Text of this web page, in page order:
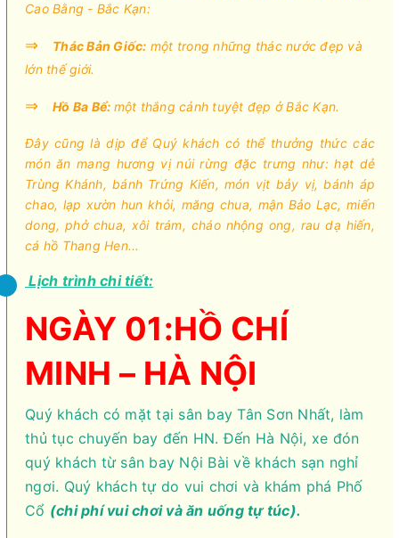
Cao Bằng - Bắc Kạn:
⇒ Thác Bản Giốc: một trong những thác nước đẹp và
lớn thế giới.
⇒ Hồ Ba Bể: một thắng cảnh tuyệt đẹp ở Bắc Kạn.
Đây cũng là dịp để Quý khách có thể thưởng thức các
món ăn mang hương vị núi rừng đặc trưng như: hạt dẻ
Trùng Khánh, bánh Trứng Kiến, món vịt bảy vị, bánh áp
chao, lạp xườn hun khỏi, măng chua, mận Bảo Lạc, miến
dong, phở chua, xôi trám, cháo nhộng ong, rau dạ hiến,
cá hồ Thang Hen...
Lịch trình chi tiết:
NGÀY 01:HỒ CHÍ
MINH – HÀ NỘI
Quý khách có mặt tại sân bay Tân Sơn Nhất, làm
thủ tục chuyến bay đến HN. Đến Hà Nội, xe đón
quý khách từ sân bay Nội Bài về khách sạn nghỉ
ngơi. Quý khách tự do vui chơi và khám phá Phố
Cổ (chi phí vui chơi và ăn uống tự túc).